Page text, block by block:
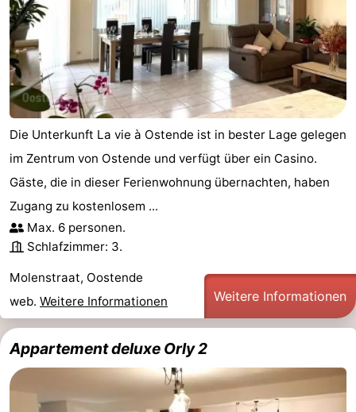
Die Unterkunft La vie à Ostende ist in bester Lage gelegen
im Zentrum von Ostende und verfügt über ein Casino.
Gäste, die in dieser Ferienwohnung übernachten, haben
Zugang zu kostenlosem ...
Max. 6 personen.
Schlafzimmer: 3.
Molenstraat, Oostende
web. Weitere Informationen Weitere Informationen
Appartement deluxe Orly 2